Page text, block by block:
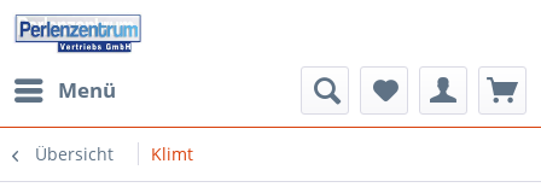
Menü
Übersicht Klimt